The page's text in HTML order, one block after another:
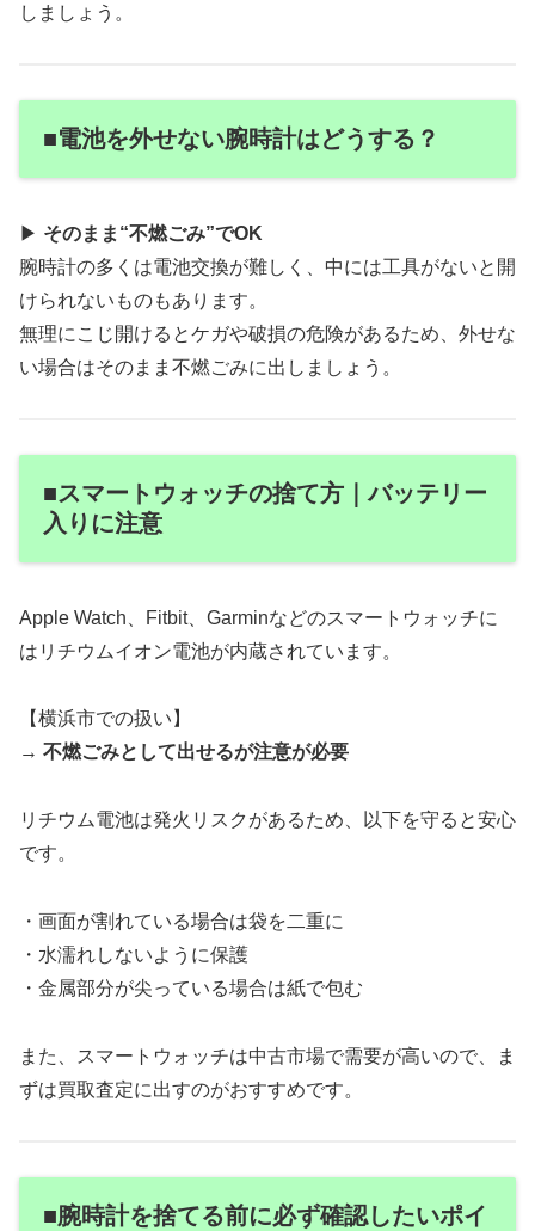
しましょう。
■電池を外せない腕時計はどうする？
▶ そのまま“不燃ごみ”でOK
腕時計の多くは電池交換が難しく、中には工具がないと開
けられないものもあります。
無理にこじ開けるとケガや破損の危険があるため、外せな
い場合はそのまま不燃ごみに出しましょう。
■スマートウォッチの捨て方｜バッテリー
入りに注意
Apple Watch、Fitbit、Garminなどのスマートウォッチに
はリチウムイオン電池が内蔵されています。
【横浜市での扱い】
→ 不燃ごみとして出せるが注意が必要
リチウム電池は発火リスクがあるため、以下を守ると安心
です。
・画面が割れている場合は袋を二重に
・水濡れしないように保護
・金属部分が尖っている場合は紙で包む
また、スマートウォッチは中古市場で需要が高いので、ま
ずは買取査定に出すのがおすすめです。
■腕時計を捨てる前に必ず確認したいポイ